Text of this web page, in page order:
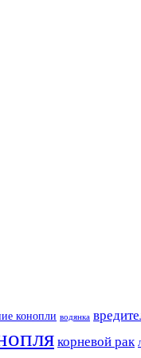
конопли водянка
корневой рак